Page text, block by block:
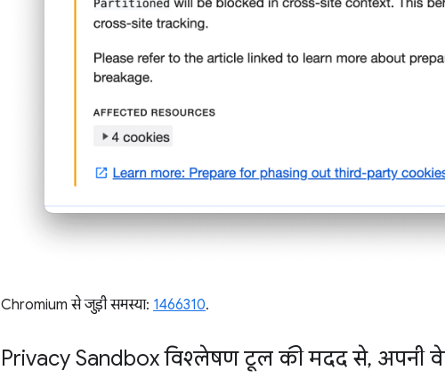
Chromium से जुड़ी समस्या: 1466310.
Privacy Sandbox विश्लेषण टूल की मदद से, अपनी